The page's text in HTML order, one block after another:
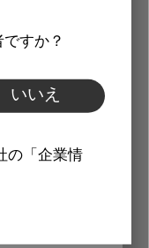
すか？
いいえ
の「企業情
能